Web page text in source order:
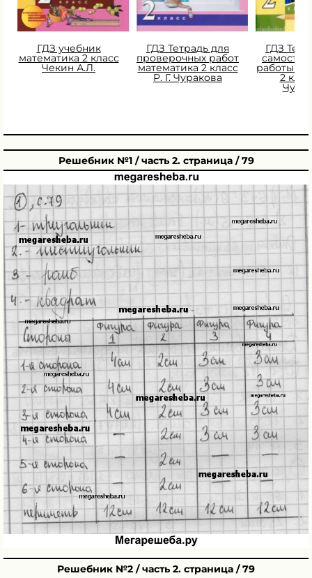
ГДЗ учебник
математика 2 класс
Чекин А.Л.
ГДЗ Тетрадь для
проверочных работ
математика 2 класс
Р. Г. Чуракова
ГДЗ
работы
2
Решебник №1 / часть 2. страница / 79
Решебник №2 / часть 2. страница / 79